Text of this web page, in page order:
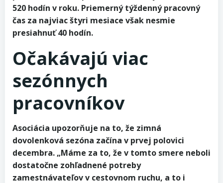
520 hodín v roku. Priemerný týždenný pracovný
čas za najviac štyri mesiace však nesmie
presiahnuť 40 hodín.
Očakávajú viac
sezónnych
pracovníkov
Asociácia upozorňuje na to, že zimná
dovolenková sezóna začína v prvej polovici
decembra. „Máme za to, že v tomto smere neboli
dostatočne zohľadnené potreby
zamestnávateľov v cestovnom ruchu, a to i